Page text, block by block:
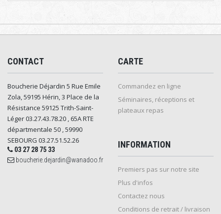
CONTACT
Boucherie Déjardin 5 Rue Emile
Zola, 59195 Hérin, 3 Place de la
Résistance 59125 Trith-Saint-
Léger 03.27.43.78.20 , 65A RTE
départmentale 50 , 59990
SEBOURG 03.27.51.52.26
03 27 28 75 33
boucherie.dejardin@wanadoo.fr
CARTE
Commandez en ligne
Séminaires, réceptions et
plateaux repas
INFORMATION
Premiers pas sur notre site
Plus d'infos
Contactez nous
Conditions de retrait / livraison